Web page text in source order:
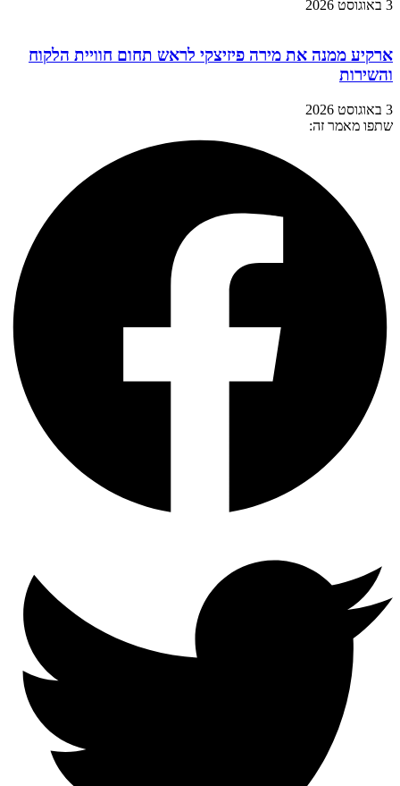
3 באוגוסט 2026
ארקיע ממנה את מירה פיזיצקי לראש תחום חוויית הלקוח
והשירות
3 באוגוסט 2026
שתפו מאמר זה: